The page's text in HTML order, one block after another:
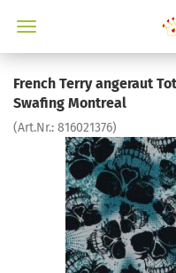
French Terry angeraut
Swafing Montreal
(Art.Nr.: 816021376)